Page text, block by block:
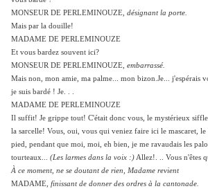
MONSEUR DE PERLEMINOUZE, désignant la porte.
Mais par la douille!
MADAME DE PERLEMINOUZE
Et vous bardez souvent ici?
MONSEUR DE PERLEMINOUZE, embarrassé.
Mais non, mon amie, ma palme... mon bizon.Je... j'espérais
je suis bardé ! Je. . .
MADAME DE PERLEMINOUZE
Il suffit! Je grippe tout! C'était donc vous, le mystérieux
la sarcelle! Vous, oui, vous qui veniez faire ici le mascaret,
pied, pendant que moi, moi, eh bien, je me ravaudais les
tourteaux... (Les larmes dans la voix :) Allez!. .. Vous n'êtes
À ce moment, ne se doutant de rien, Madame revient
MADAME, finissant de donner des ordres à la cantonade.